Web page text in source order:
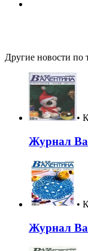
Другие новости по
•
Журнал
•
Журнал